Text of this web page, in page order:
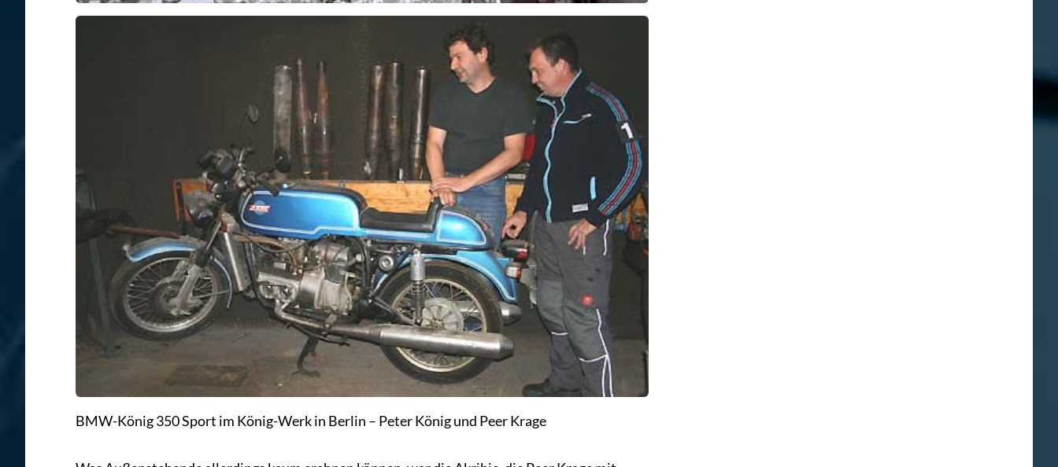
BMW-König 350 Sport im König-Werk in Berlin – Peter König und Peer Krage